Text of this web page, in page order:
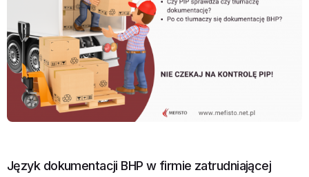
Język dokumentacji BHP w firmie zatrudniającej